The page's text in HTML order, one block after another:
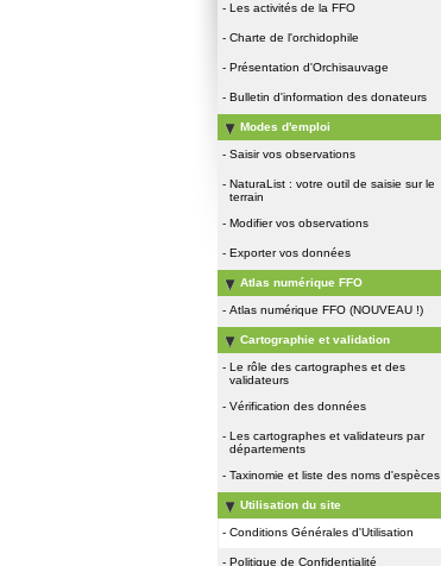
- Les activités de la FFO
- Charte de l'orchidophile
- Présentation d'Orchisauvage
- Bulletin d'information des donateurs
Modes d'emploi
- Saisir vos observations
- NaturaList : votre outil de saisie sur le
terrain
- Modifier vos observations
- Exporter vos données
Atlas numérique FFO
- Atlas numérique FFO (NOUVEAU !)
Cartographie et validation
- Le rôle des cartographes et des
validateurs
- Vérification des données
- Les cartographes et validateurs par
départements
- Taxinomie et liste des noms d'espèces
Utilisation du site
- Conditions Générales d'Utilisation
- Politique de Confidentialité